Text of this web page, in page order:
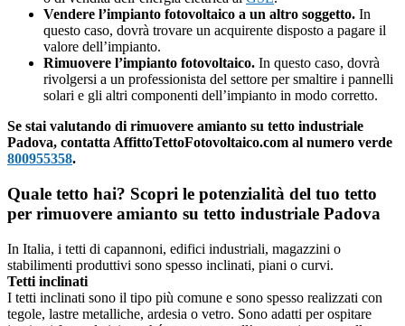
Vendere l’impianto fotovoltaico a un altro soggetto. In
questo caso, dovrà trovare un acquirente disposto a pagare il
valore dell’impianto.
Rimuovere l’impianto fotovoltaico. In questo caso, dovrà
rivolgersi a un professionista del settore per smaltire i pannelli
solari e gli altri componenti dell’impianto in modo corretto.
Se stai valutando di rimuovere amianto su tetto industriale
Padova, contatta AffittoTettoFotovoltaico.com al numero verde
800955358.
Quale tetto hai? Scopri le potenzialità del tuo tetto
per rimuovere amianto su tetto industriale Padova
In Italia, i tetti di capannoni, edifici industriali, magazzini o
stabilimenti produttivi sono spesso inclinati, piani o curvi.
Tetti inclinati
I tetti inclinati sono il tipo più comune e sono spesso realizzati con
tegole, lastre metalliche, ardesia o vetro. Sono adatti per ospitare